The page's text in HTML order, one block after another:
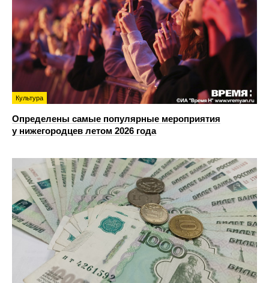
Культура
Определены самые популярные мероприятия
у нижегородцев летом 2026 года